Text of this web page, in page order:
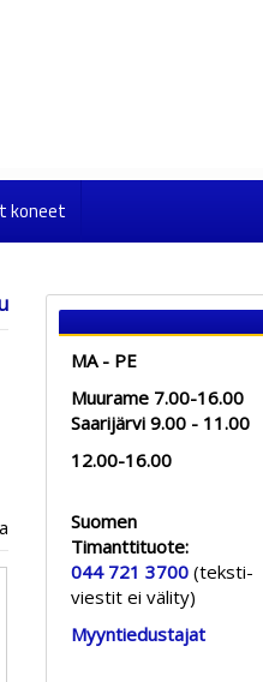
koneet
MA - PE
Muurame 7.00-16.00
Saarijärvi 9.00 - 11.00
12.00-16.00
Suomen
Timanttituote:
044 721 3700 (teksti-
viestit ei välity)
Myyntiedustajat